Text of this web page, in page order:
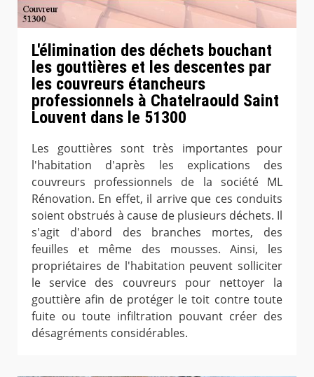
L'élimination des déchets bouchant
les gouttières et les descentes par
les couvreurs étancheurs
professionnels à Chatelraould Saint
Louvent dans le 51300
Les gouttières sont très importantes pour
l'habitation d'après les explications des
couvreurs professionnels de la société ML
Rénovation. En effet, il arrive que ces conduits
soient obstrués à cause de plusieurs déchets. Il
s'agit d'abord des branches mortes, des
feuilles et même des mousses. Ainsi, les
propriétaires de l'habitation peuvent solliciter
le service des couvreurs pour nettoyer la
gouttière afin de protéger le toit contre toute
fuite ou toute infiltration pouvant créer des
désagréments considérables.